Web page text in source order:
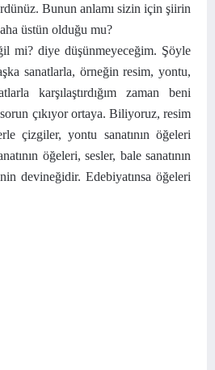
Bunun anlamı sizin için şiirin
üstün olduğu mu?
mi? diye düşünmeyeceğim. Şöyle
sanatlarla, örneğin resim, yontu,
karşılaştırdığım zaman beni
çıkıyor ortaya. Biliyoruz, resim
çizgiler, yontu sanatının öğeleri
öğeleri, sesler, bale sanatının
devineğidir. Edebiyatınsa öğeleri